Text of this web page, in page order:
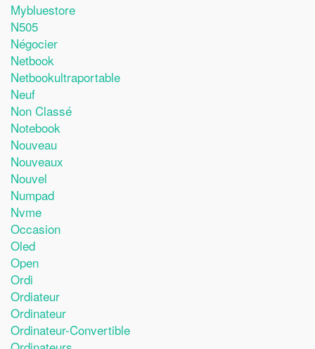
Mybluestore
N505
Négocier
Netbook
Netbookultraportable
Neuf
Non Classé
Notebook
Nouveau
Nouveaux
Nouvel
Numpad
Nvme
Occasion
Oled
Open
Ordi
Ordiateur
Ordinateur
Ordinateur-Convertible